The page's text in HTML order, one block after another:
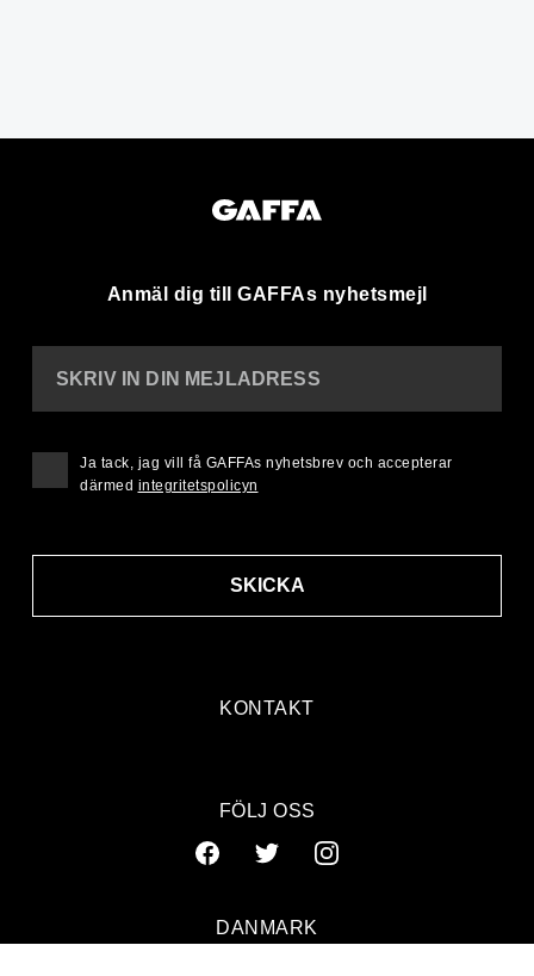
Anmäl dig till GAFFAs nyhetsmejl
KONTAKT
SKRIV IN DIN MEJLADRESS
SKICKA
Ja tack, jag vill få GAFFAs nyhetsbrev och accepterar
därmed integritetspolicyn
FÖLJ OSS
DANMARK